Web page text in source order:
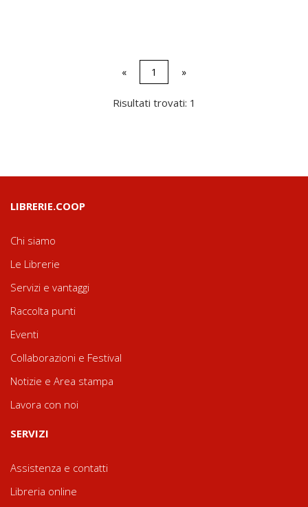
« 1 »
Risultati trovati: 1
LIBRERIE.COOP
Chi siamo
Le Librerie
Servizi e vantaggi
Raccolta punti
Eventi
Collaborazioni e Festival
Notizie e Area stampa
Lavora con noi
SERVIZI
Assistenza e contatti
Libreria online